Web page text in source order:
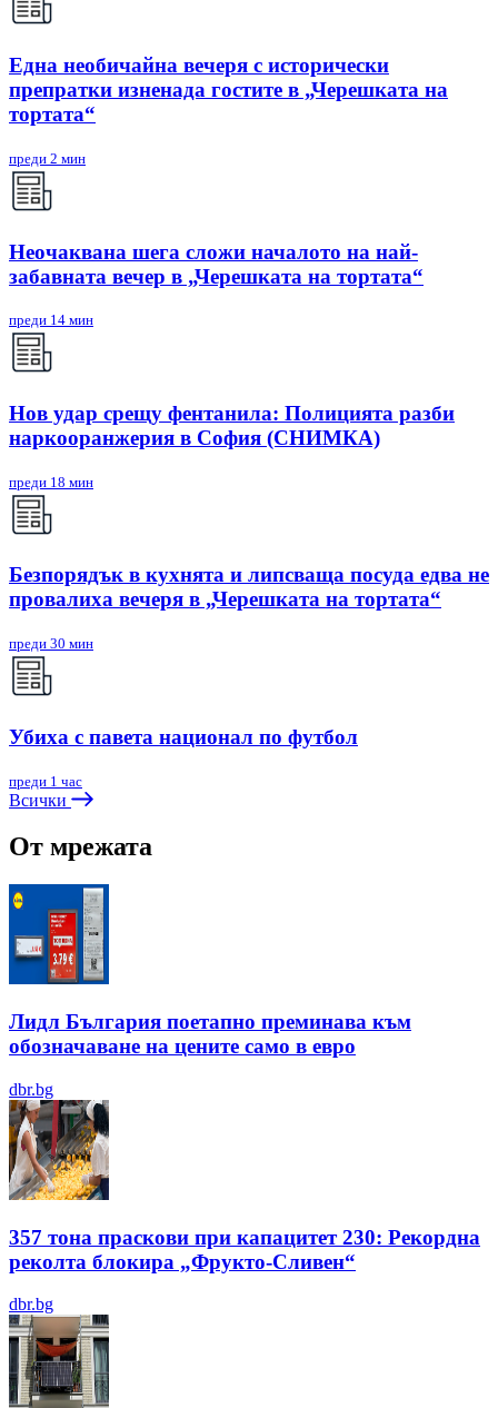
Една необичайна вечеря с исторически
препратки изненада гостите в „Черешката на
тортата“
преди 2 мин
Неочаквана шега сложи началото на най-
забавната вечер в „Черешката на тортата“
преди 14 мин
Нов удар срещу фентанила: Полицията разби
наркооранжерия в София (СНИМКА)
преди 18 мин
Безпорядък в кухнята и липсваща посуда едва не
провалиха вечеря в „Черешката на тортата“
преди 30 мин
Убиха с павета национал по футбол
преди 1 час
Всички
От мрежата
Лидл България поетапно преминава към
обозначаване на цените само в евро
dbr.bg
357 тона праскови при капацитет 230: Рекордна
реколта блокира „Фрукто-Сливен“
dbr.bg